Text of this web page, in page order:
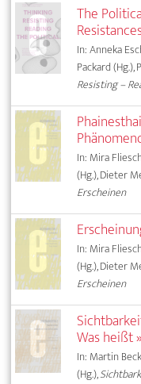
The
In: Anneka
Packard (Hg.),
Resisting –
In: Mira
(Hg.), Dieter
Erscheinen
In: Mira
(Hg.), Dieter
Erscheinen
Was heißt
In: Martin
(Hg.),